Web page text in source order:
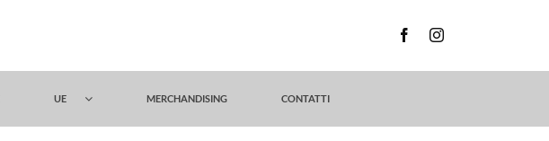
UE MERCHANDISING CONTATTI